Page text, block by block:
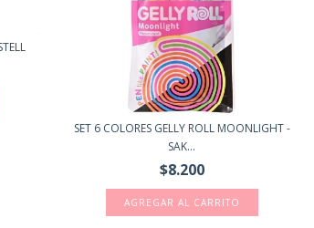
SET 6 COLORES GELLY ROLL MOONLIGHT -
SAK...
$8.200